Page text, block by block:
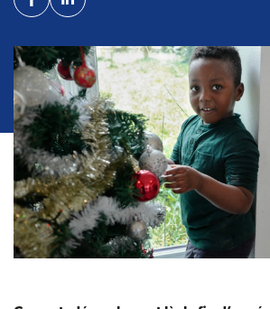
FacebookLinkedin